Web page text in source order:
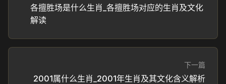
各擅胜场是什么生肖_各擅胜场对应的生肖及文化
解读
下一篇
2001属什么生肖_2001年生肖及其文化含义解析